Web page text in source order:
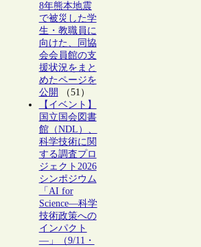
8年熊本地震
で被災した学
生・教職員に
向けた、同協
会会員館の支
援状況をまと
めたページを
公開
（51）
【イベント】
国立国会図書
館（NDL）、
科学技術に関
する調査プロ
ジェクト2026
シンポジウム
「AI for
Science―科学
技術政策への
インパクト
―」（9/11・